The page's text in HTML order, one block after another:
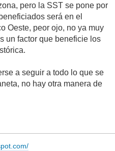
pero la SST se pone por
será en el
Oeste, peor ojo, no ya muy
un factor que beneficie los
a seguir a todo lo que se
no hay otra manera de